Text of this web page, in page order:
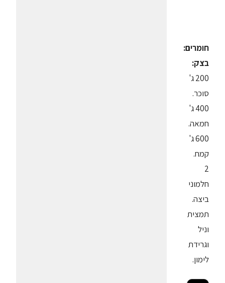
חומרים:
בצק:
200 ג'
סוכר.
400 ג'
חמאה.
600 ג'
קמח.
2
חלמוני
ביצה.
תמצית
וניל
וגרידת
לימון.